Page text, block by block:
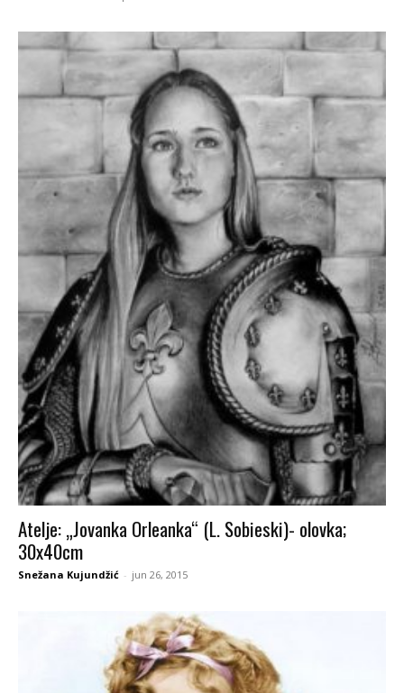
Atelje: „Jovanka Orleanka“ (L. Sobieski)- olovka;
30x40cm
Snežana Kujundžić - jun 26, 2015